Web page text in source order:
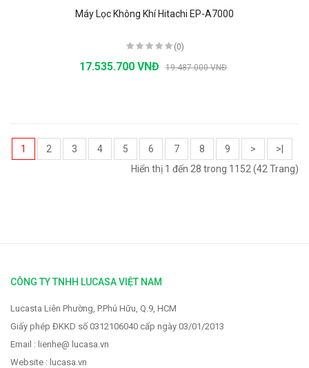
Máy Lọc Không Khí Hitachi EP-A7000
(0)
17.535.700 VNĐ 19.487.000 VNĐ
1 2 3 4 5 6 7 8 9 >
>|
Hiển thị 1 đến 28 trong 1152 (42 Trang)
CÔNG TY TNHH LUCASA VIỆT NAM
Lucasta Liên Phường, P.Phú Hữu, Q.9, HCM
Giấy phép ĐKKD số 0312106040 cấp ngày 03/01/2013
Email : lienhe@ lucasa.vn
Website : lucasa.vn